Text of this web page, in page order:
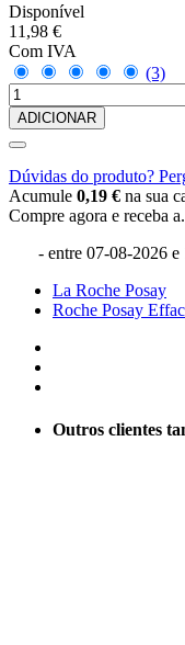
Disponível
11,98 €
Com IVA
(3)
ADICIONAR
Dúvidas do produto?
Acumule 0,19 € na sua
Compre agora e receba
- entre 07-08-2026 e
La Roche Posay
Roche Posay
Outros clientes